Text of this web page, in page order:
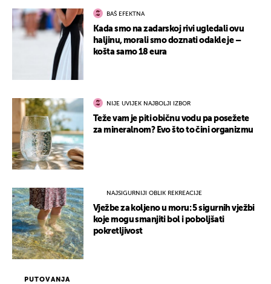
PUTOVANJA
BAŠ EFEKTNA
Kada smo na zadarskoj rivi ugledali ovu
haljinu, morali smo doznati odakle je –
košta samo 18 eura
NIJE UVIJEK NAJBOLJI IZBOR
Teže vam je piti običnu vodu pa posežete
za mineralnom? Evo što to čini organizmu
NAJSIGURNIJI OBLIK REKREACIJE
Vježbe za koljeno u moru: 5 sigurnih vježbi
koje mogu smanjiti bol i poboljšati
pokretljivost